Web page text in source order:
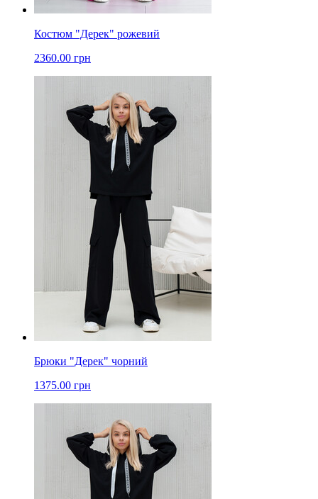
Костюм "Дерек" рожевий
2360.00 грн
Брюки "Дерек" чорний
1375.00 грн